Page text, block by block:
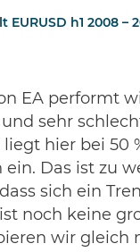
EURUSD h1 2008 –
EA performt
sehr
hier bei 50
ein. Das ist zu
sich ein
noch keine
wir gleich